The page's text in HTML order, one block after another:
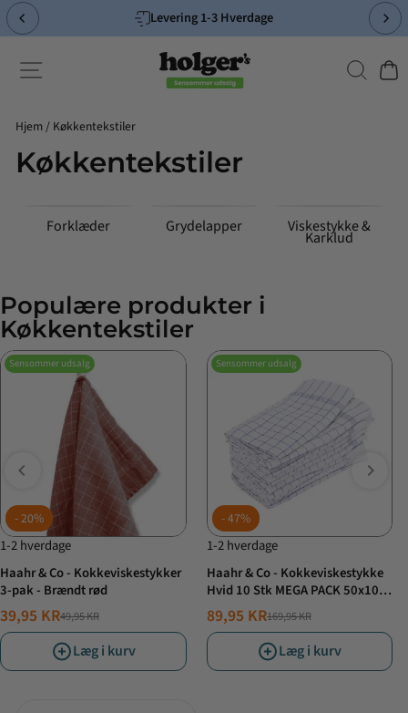
Spring
til
Pause
slideshow
Levering 1-3 Hverdage
Side-navigation
Søg
Hjem/ Køkkentekstiler
Køkkentekstiler
Forklæder Grydelapper Viskestykke &
Karklud
Populære produkter i
Køkkentekstiler
Sensommer udsalg
20%
1-2 hverdage
Haahr & Co - Kokkeviskestykker
3-pak - Brændt rød
NORMALPRIS
49,95 KR
TILBUDSPRIS
39,95 KR
Læg i kurv
Sensommer udsalg
47%
1-2 hverdage
Haahr & Co - Kokkeviskestykke
Hvid 10 Stk MEGA PACK 50x100
cm
NORMALPRIS
169,95 KR
TILBUDSPRIS
89,95 KR
Læg i kurv